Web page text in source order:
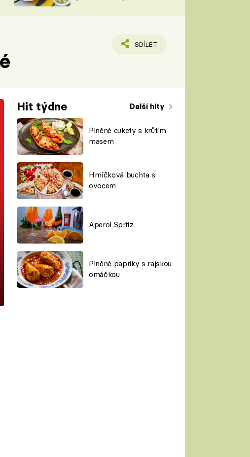
SDÍLET
Hit týdne Další hity
Plněné cukety s krůtím
masem
Hrníčková buchta s
ovocem
Aperol Spritz
Plněné papriky s rajskou
omáčkou